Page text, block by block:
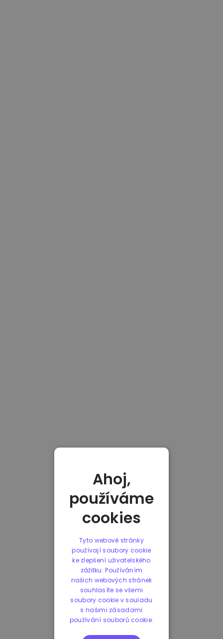
Ahoj,
používáme
cookies
Tyto webové stránky
používají soubory cookie
ke zlepšení uživatelského
zážitku. Používáním
našich webových stránek
souhlasíte se všemi
soubory cookie v souladu
s našimi zásadami
používání souborů cookie.